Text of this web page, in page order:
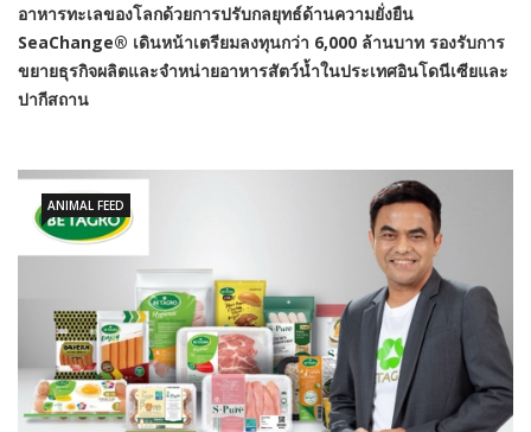
อาหารทะเลของโลกด้วยการปรับกลยุทธ์ด้านความยั่งยืน
SeaChange® เดินหน้าเตรียมลงทุนกว่า 6,000 ล้านบาท รองรับการ
ขยายธุรกิจผลิตและจำหน่ายอาหารสัตว์น้ำในประเทศอินโดนีเซียและ
ปากีสถาน
ANIMAL FEED